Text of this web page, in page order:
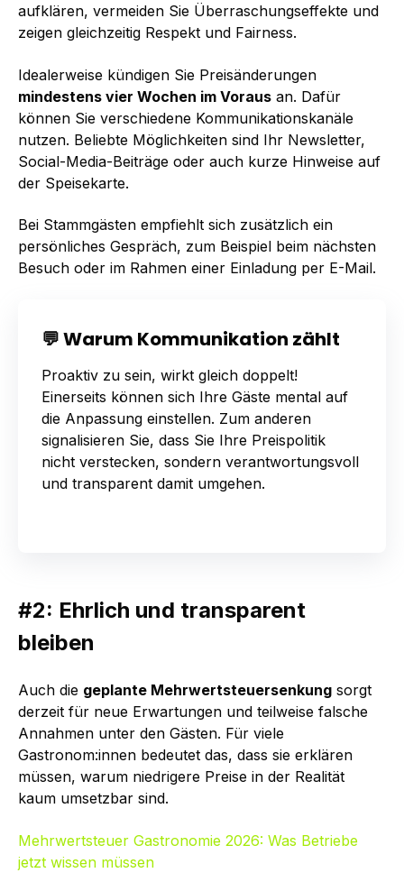
aufklären, vermeiden Sie Überraschungseffekte und
zeigen gleichzeitig Respekt und Fairness.
Idealerweise kündigen Sie Preisänderungen
mindestens vier Wochen im Voraus an. Dafür
können Sie verschiedene Kommunikationskanäle
nutzen. Beliebte Möglichkeiten sind Ihr Newsletter,
Social-Media-Beiträge oder auch kurze Hinweise auf
der Speisekarte.
Bei Stammgästen empfiehlt sich zusätzlich ein
persönliches Gespräch, zum Beispiel beim nächsten
Besuch oder im Rahmen einer Einladung per E-Mail.
💬 Warum Kommunikation zählt
Proaktiv zu sein, wirkt gleich doppelt!
Einerseits können sich Ihre Gäste mental auf
die Anpassung einstellen. Zum anderen
signalisieren Sie, dass Sie Ihre Preispolitik
nicht verstecken, sondern verantwortungsvoll
und transparent damit umgehen.
#2: Ehrlich und transparent
bleiben
Auch die geplante Mehrwertsteuersenkung sorgt
derzeit für neue Erwartungen und teilweise falsche
Annahmen unter den Gästen. Für viele
Gastronom:innen bedeutet das, dass sie erklären
müssen, warum niedrigere Preise in der Realität
kaum umsetzbar sind.
Mehrwertsteuer Gastronomie 2026: Was Betriebe
jetzt wissen müssen